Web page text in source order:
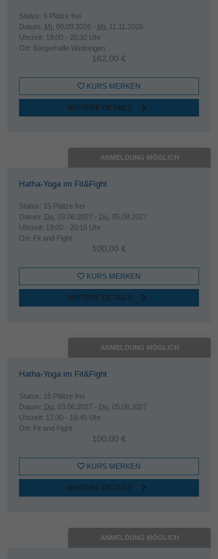
Status: 6 Plätze frei
Datum: Mi. 09.09.2026 - Mi. 11.11.2026
Uhrzeit: 19:00 - 20:30 Uhr
Ort: Bürgerhalle Wettringen
162,00 €
KURS MERKEN
WEITERE DETAILS
ANMELDUNG MÖGLICH
Hatha-Yoga im Fit&Fight
Status: 15 Plätze frei
Datum: Do. 03.06.2027 - Do. 05.08.2027
Uhrzeit: 19:00 - 20:15 Uhr
Ort: Fit and Fight
100,00 €
KURS MERKEN
WEITERE DETAILS
ANMELDUNG MÖGLICH
Hatha-Yoga im Fit&Fight
Status: 15 Plätze frei
Datum: Do. 03.06.2027 - Do. 05.08.2027
Uhrzeit: 17:30 - 18:45 Uhr
Ort: Fit and Fight
100,00 €
KURS MERKEN
WEITERE DETAILS
ANMELDUNG MÖGLICH